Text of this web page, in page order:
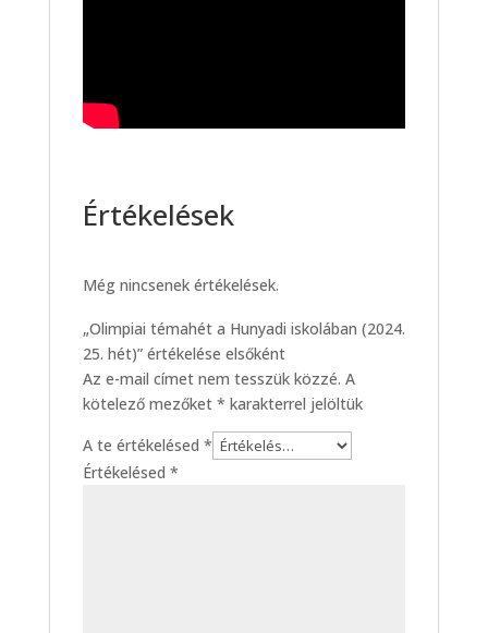
Értékelések
Még nincsenek értékelések.
„Olimpiai témahét a Hunyadi iskolában (2024.
25. hét)” értékelése elsőként
Az e-mail címet nem tesszük közzé. A
kötelező mezőket * karakterrel jelöltük
A te értékelésed *
Értékelésed *